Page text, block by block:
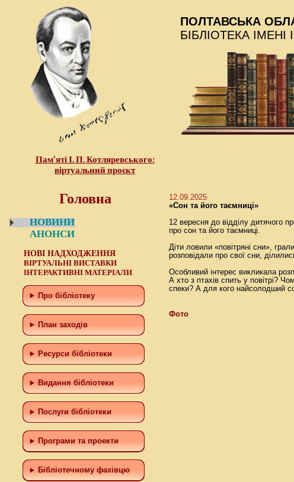
Пам’яті І. П. Котляревського:
віртуальний проєкт
ПОЛТАВСЬКА
БІБЛІОТЕКА
Головна
НОВИНИ
АНОНСИ
НОВІ НАДХОДЖЕННЯ
ВІРТУАЛЬНІ ВИСТАВКИ
ІНТЕРАКТИВНІ МАТЕРІАЛИ
Про бібліотеку
План заходів
Ресурси бібліотеки
Видання бібліотеки
Послуги бібліотеки
Програми та проекти
Бiблiотечному фахiвцю
12.09.2025
«Сон та його таємниці»
12 вересня до відділу дитячого
про сон та його таємниці.
Діти ловили «повітряні сни»,
розповідали про свої сни,
Особливий інтерес викликала
А хто з птахів спить у повітрі?
спеки? А для кого найсолодший
Фото